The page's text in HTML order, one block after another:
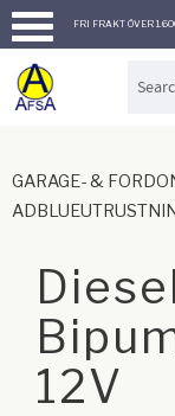
Menu
FRI FRAKT ÖVER
GARAGE- &
12V